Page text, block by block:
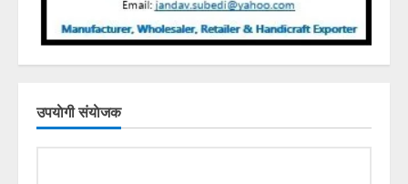
उपयाेगी संयाेजक